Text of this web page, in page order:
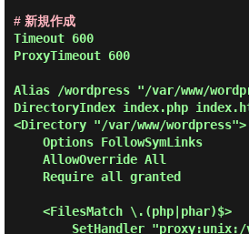
# 新規作成
Timeout 600
ProxyTimeout 600
Alias /wordpress "/var/www/
DirectoryIndex index.php
<Directory "/var/www/wordpress">